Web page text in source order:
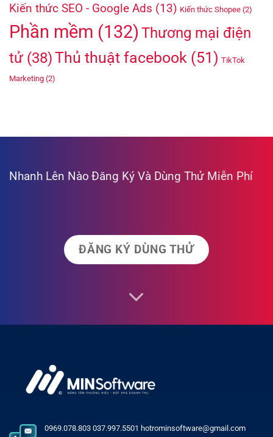
Kiến thức SEO - Google Ads (13) Kiến thức Shopee (2)
Phần mềm (132) Thương mại điện
tử(38)Thủ thuật facebook (51) TikTok
Marketing (2)
Nhanh Lên Nào Đăng Ký Và Dùng Thử Miễn Phí
ĐĂNG KÝ DÙNG THỬ
0969.078.803 037.997.5501 hotrominsoftware@gmail.com